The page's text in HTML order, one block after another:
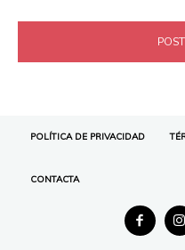
POLÍTICA DE PRIVACIDAD
CONTACTA